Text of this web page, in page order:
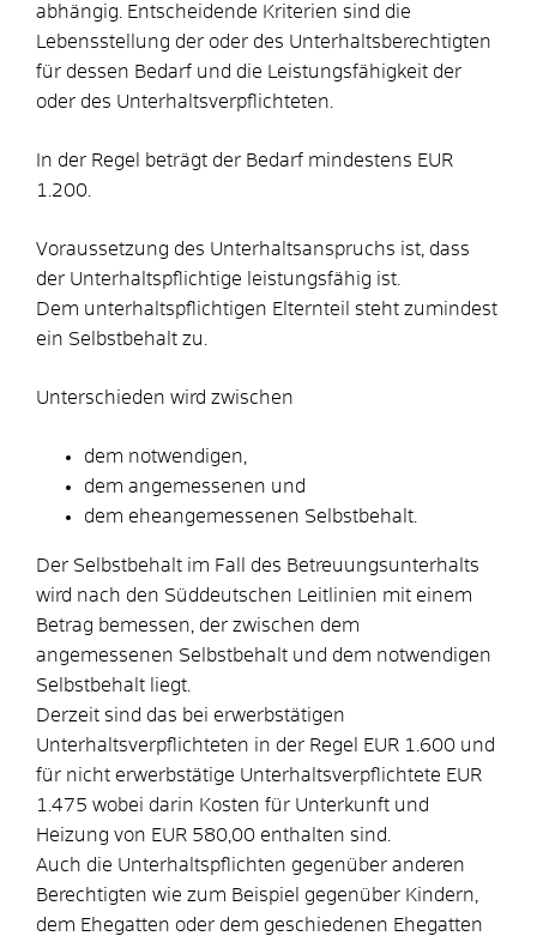
abhängig. Entscheidende Kriterien sind die
Lebensstellung der oder des Unterhaltsberechtigten
für dessen Bedarf und die Leistungsfähigkeit der
oder des Unterhaltsverpflichteten.
In der Regel beträgt der Bedarf mindestens EUR
1.200.
Voraussetzung des Unterhaltsanspruchs ist, dass
der Unterhaltspflichtige leistungsfähig ist.
Dem unterhaltspflichtigen Elternteil steht zumindest
ein Selbstbehalt zu.
Unterschieden wird zwischen
dem notwendigen,
dem angemessenen und
dem eheangemessenen Selbstbehalt.
Der Selbstbehalt im Fall des Betreuungsunterhalts
wird nach den Süddeutschen Leitlinien mit einem
Betrag bemessen, der zwischen dem
angemessenen Selbstbehalt und dem notwendigen
Selbstbehalt liegt.
Derzeit sind das bei erwerbstätigen
Unterhaltsverpflichteten in der Regel EUR 1.600 und
für nicht erwerbstätige Unterhaltsverpflichtete EUR
1.475 wobei darin Kosten für Unterkunft und
Heizung von EUR 580,00 enthalten sind.
Auch die Unterhaltspflichten gegenüber anderen
Berechtigten wie zum Beispiel
gegenüber Kindern,
dem Ehegatten oder dem geschiedenen Ehegatten